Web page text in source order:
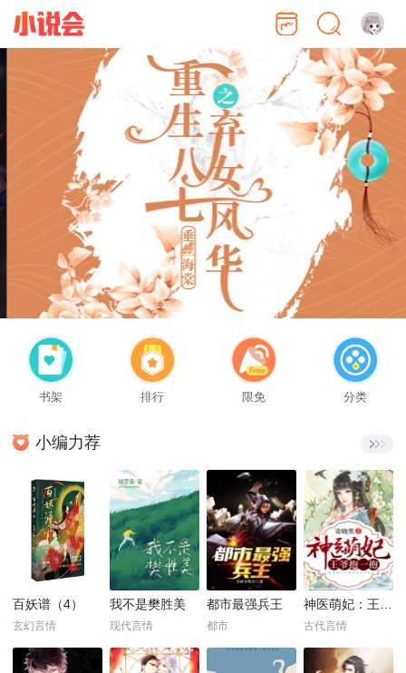
书架 排行 限免 分类
小编力荐
百妖谱（4）
玄幻言情
我不是樊胜美
现代言情
都市最强兵王
都市
神医萌妃：王爷，抱一抱！
古代言情